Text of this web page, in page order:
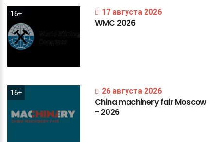
16+ 17 августа 2026
WMC 2026
16+ 26 августа 2026
ChinamachineryfairMoscow
- 2026